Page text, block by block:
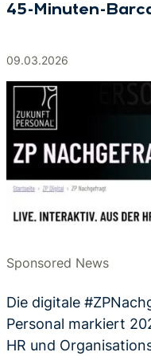
45-Minuten-
09.03.2026
Sponsored News
Die digitale
Personal markiert
HR und